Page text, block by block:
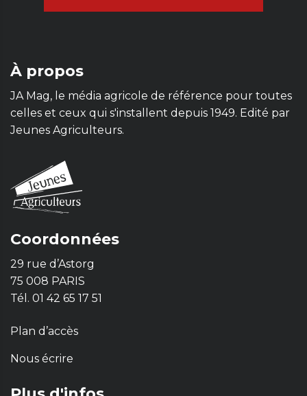
À propos
JA Mag, le média agricole de référence pour toutes
celles et ceux qui s'installent depuis 1949. Edité par
Jeunes Agriculteurs.
Coordonnées
29 rue d’Astorg
75 008 PARIS
Tél. 01 42 65 17 51
Plan d’accès
Nous écrire